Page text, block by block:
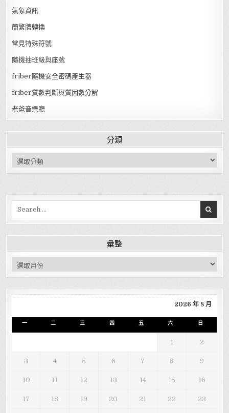
氣象資訊
簡繁體轉換
常見特殊符號
隨機抽班級與座號
friber隨機安全密碼產生器
friber質數判斷與質因數分解
老爸音樂廳
分類
分類
Search for:
彙整
彙整
2026 年 8 月
一 二 三 四 五 六 日
1 2
3 4 5 6 7 8 9
10 11 12 13 14 15 16
17 18 19 20 21 22 23